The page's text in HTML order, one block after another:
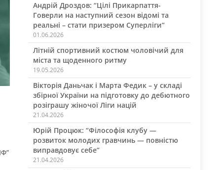
Андрій Дроздов: “Цілі Прикарпаття-
Говерли на наступний сезон відомі та
реальні – стати призером Суперліги”
01.06.2026
Літній спортивний костюм чоловічий для
міста та щоденного ритму
19.05.2026
Вікторія Даньчак і Марта Федик – у складі
збірної України на підготовку до дебютного
розіграшу жіночої Ліги націй
21.04.2026
Юрій Процюк: “Філософія клубу —
розвиток молодих гравчинь — повністю
виправдовує себе”
21.04.2026